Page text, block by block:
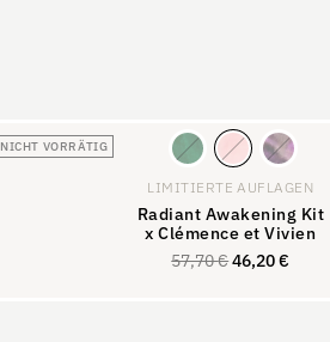
NICHT VORRÄTIG
LIMITIERTE AUFLAGEN
Radiant Awakening Kit
x Clémence et Vivien
57,70€46,20€